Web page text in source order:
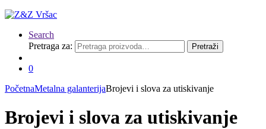
Search
Pretraga za:
Pretraži
0
PočetnaMetalna galanterijaBrojevi i slova za utiskivanje
Brojevi i slova za utiskivanje